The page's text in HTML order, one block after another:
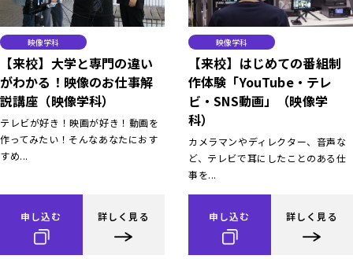
映像学科
【来校】大学と専門の違い
がわかる！映像のお仕事解
説講座（映像学科）
テレビが好き！映画が好き！動画を
作ってみたい！そんなあなたにおす
すめ...
申し込む 詳しく見る
映像学科
【来校】はじめての番組制
作体験「YouTube・テレ
ビ・SNS動画」（映像学
科）
カメラマンやディレクター、音声な
ど、テレビで耳にしたことのある仕
事を...
申し込む 詳しく見る